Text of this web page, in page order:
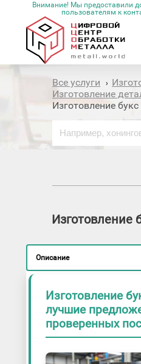
Внимание! Мы предоставили
пользователям к
Все услуги ›
Изготовление
Изготовление
Изготовление
Описание
Изготовление
лучшие
проверенных